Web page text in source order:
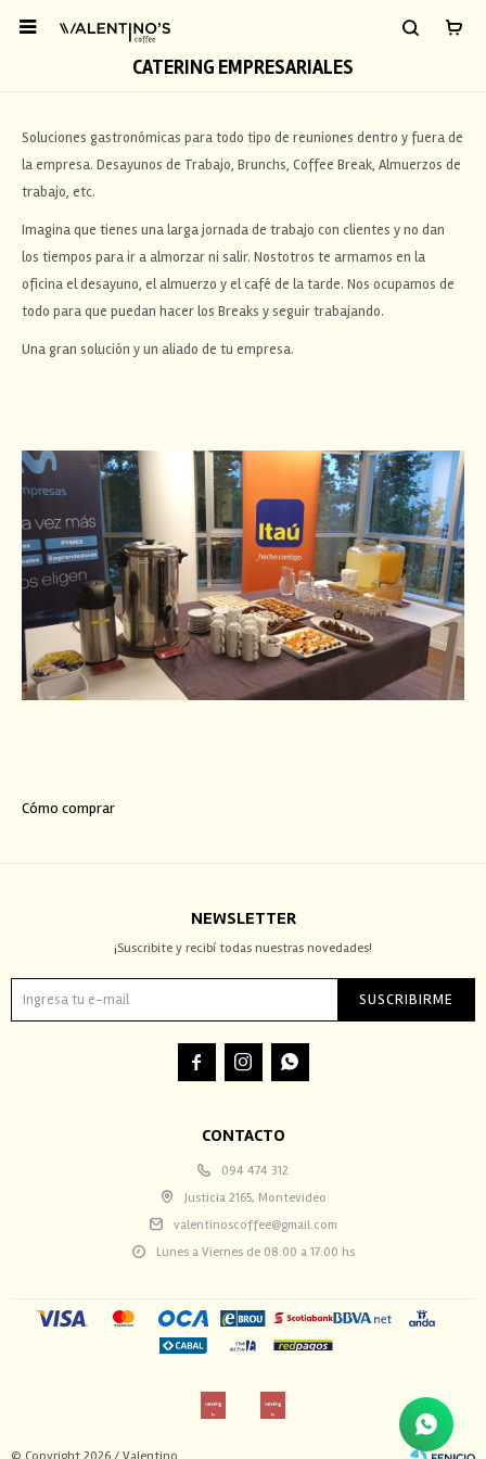

CATERING EMPRESARIALES
Soluciones gastronómicas para todo tipo de reuniones dentro y fuera de
la empresa. Desayunos de Trabajo, Brunchs, Coffee Break, Almuerzos de
trabajo, etc.
Imagina que tienes una larga jornada de trabajo con clientes y no dan
los tiempos para ir a almorzar ni salir. Nostotros te armamos en la
oficina el desayuno, el almuerzo y el café de la tarde. Nos ocupamos de
todo para que puedan hacer los Breaks y seguir trabajando.
Una gran solución y un aliado de tu empresa.
Cómo comprar
CONTACTO
094 474 312
Justicia 2165, Montevideo
valentinoscoffee@gmail.com
Lunes a Viernes de 08:00 a 17:00 hs
NEWSLETTER
¡Suscribite y recibí todas nuestras novedades!
SUSCRIBIRME
  
© Copyright 2026 / Valentino